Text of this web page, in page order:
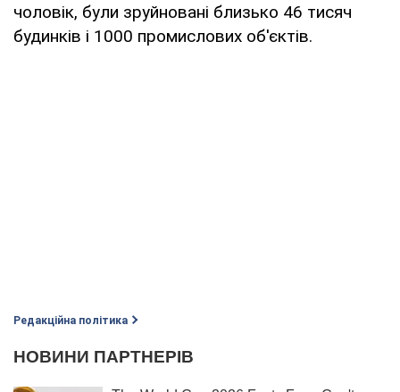
чоловік, були зруйновані близько 46 тисяч
будинків і 1000 промислових об'єктів.
Редакційна політика